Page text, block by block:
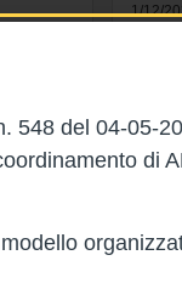
548 del 04-05-
di
1/12/